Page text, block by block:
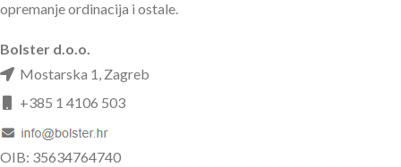
opremanje ordinacija i ostale.
Bolster d.o.o.
Mostarska 1, Zagreb
+385 1 4106 503
OIB: 35634764740